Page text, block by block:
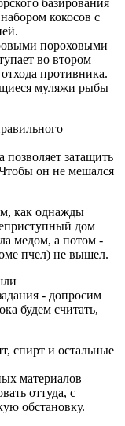
базирования
кокосов с
пороховыми
во втором
противника.
муляжи рыбы
затащить
он не мешался
как однажды
дом
медом, а потом -
пчел) не вышел.
- допросим
будем считать,
спирт и остальные
материалов
оттуда, с
обстановку.